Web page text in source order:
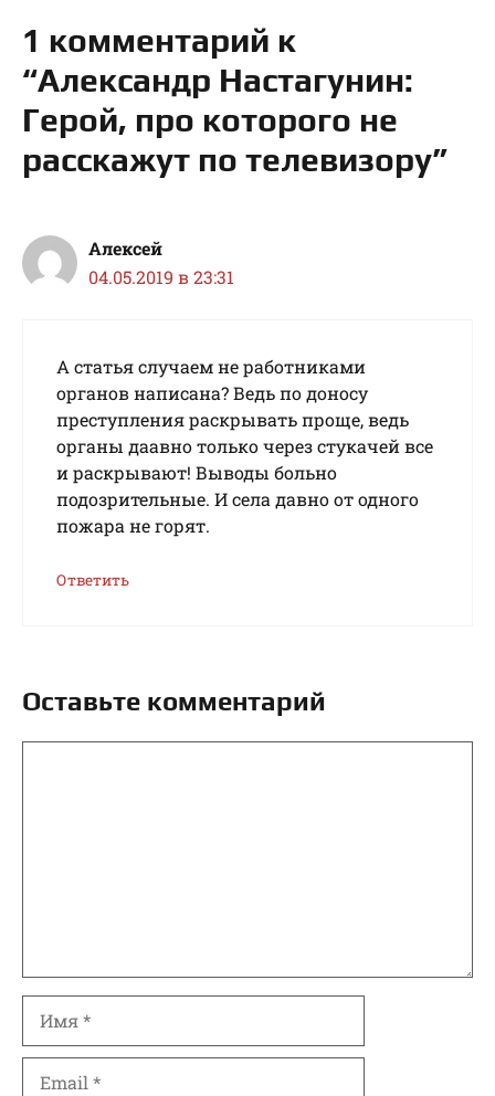
1 комментарий к
“Александр Настагунин:
Герой, про которого не
расскажут по телевизору”
Алексей
04.05.2019 в 23:31
А статья случаем не работниками
органов написана? Ведь по доносу
преступления раскрывать проще, ведь
органы даавно только через стукачей все
и раскрывают! Выводы больно
подозрительные. И села давно от одного
пожара не горят.
Ответить
Оставьте комментарий